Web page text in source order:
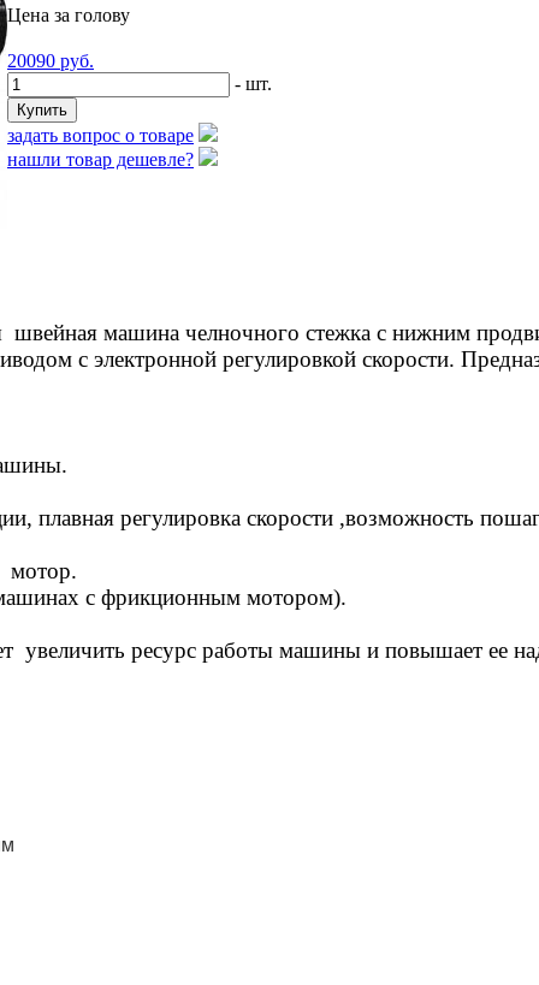
Цена за голову
20090 руб.
- шт.
задать вопрос о товаре
нашли товар дешевле?
машина челночного стежка с нижним
с электронной регулировкой скорости.
плавная регулировка скорости ,возможность
мотор.
с фрикционным мотором).
увеличить ресурс работы машины и повышает ее